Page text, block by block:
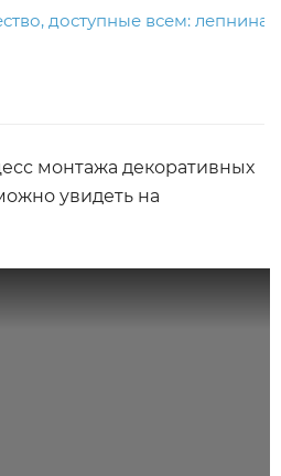
монтажа декоративных
увидеть на